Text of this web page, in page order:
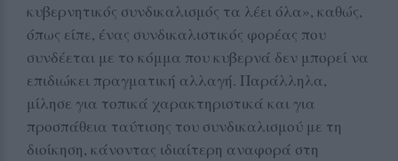
κυβερνητικός συνδικαλισμός τα λέει όλα», καθώς,
όπως είπε, ένας συνδικαλιστικός φορέας που
συνδέεται με το κόμμα που κυβερνά δεν μπορεί να
επιδιώκει πραγματική αλλαγή. Παράλληλα,
μίλησε για τοπικά χαρακτηριστικά και για
προσπάθεια ταύτισης του συνδικαλισμού με τη
διοίκηση, κάνοντας ιδιαίτερη αναφορά στη